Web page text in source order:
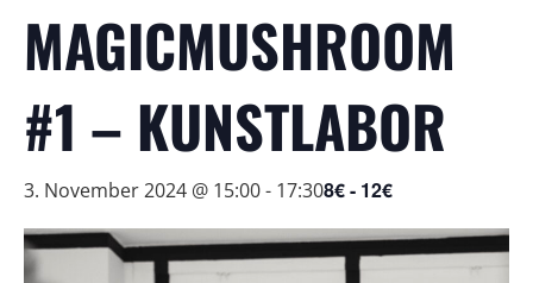
MAGICMUSHROOM
#1 – KUNSTLABOR
3. November 2024 @ 15:00- 17:308€ - 12€